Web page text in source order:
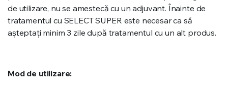
de utilizare, nu se amestecă cu un adjuvant. Înainte de
tratamentul cu SELECT SUPER este necesar ca să
așteptați minim 3 zile după tratamentul cu un alt produs.
Mod de utilizare: